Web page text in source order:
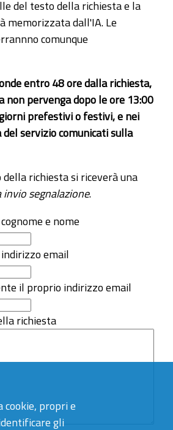
propri e
gli
del testo della richiesta e la
memorizzata dall'IA. Le
comunque
entro 48 ore dalla richiesta,
non pervenga dopo le ore 13:00
prefestivi o festivi, e nei
del servizio comunicati sulla
richiesta si riceverà una
segnalazione.
e nome
email
il proprio indirizzo email
richiesta